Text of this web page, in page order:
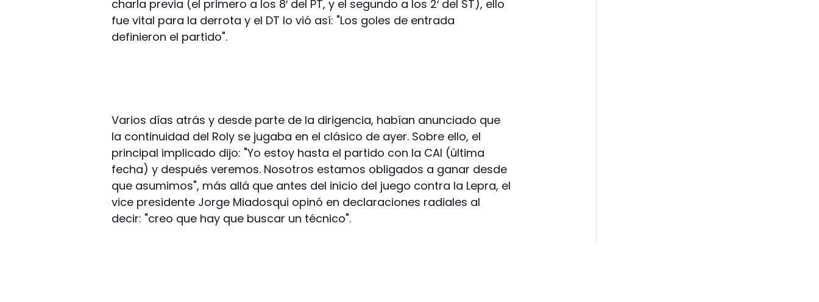
charla previa (el primero a los 8′ del PT, y el segundo a los 2′ del ST), ello
fue vital para la derrota y el DT lo vió así: "Los goles de entrada
definieron el partido".
Varios días atrás y desde parte de la dirigencia, habían anunciado que
la continuidad del Roly se jugaba en el clásico de ayer. Sobre ello, el
principal implicado dijo: "Yo estoy hasta el partido con la CAI (última
fecha) y después veremos. Nosotros estamos obligados a ganar desde
que asumimos", más allá que antes del inicio del juego contra la Lepra, el
vice presidente Jorge Miadosqui opinó en declaraciones radiales al
decir: "creo que hay que buscar un técnico".